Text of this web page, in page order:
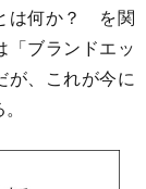
は何か？ を関
「ブランドエッ
が、これが今に